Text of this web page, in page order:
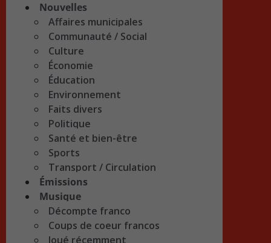
Nouvelles
Affaires municipales
Communauté / Social
Culture
Économie
Éducation
Environnement
Faits divers
Politique
Santé et bien-être
Sports
Transport / Circulation
Émissions
Musique
Décompte franco
Coups de coeur francos
Joué récemment